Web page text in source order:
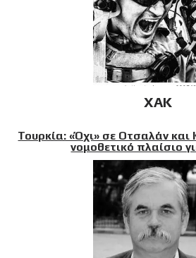
XAK
Τουρκία: «Όχι» σε Οτσαλάν και
νομοθετικό πλαίσιο